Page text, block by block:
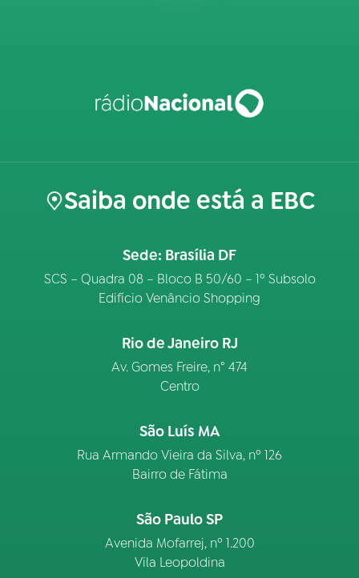
Saiba onde está a EBC
Sede: Brasília DF
SCS – Quadra 08 – Bloco B 50/60 – 1º Subsolo
Edifício Venâncio Shopping
Rio de Janeiro RJ
Av. Gomes Freire, n° 474
Centro
São Luís MA
Rua Armando Vieira da Silva, nº 126
Bairro de Fátima
São Paulo SP
Avenida Mofarrej, nº 1.200
Vila Leopoldina